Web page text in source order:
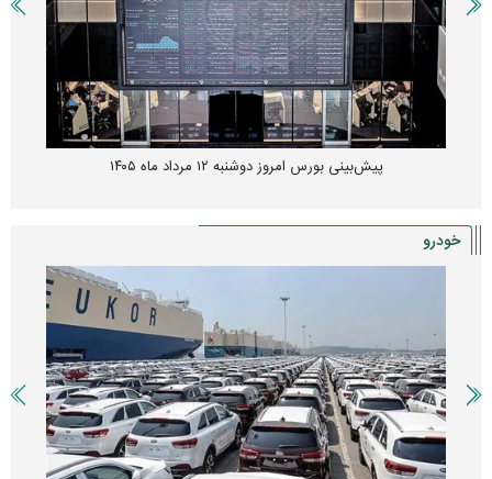
پیش‌بینی بورس امروز دوشنبه ۱۲ مرداد ماه ۱۴۰۵
خودرو